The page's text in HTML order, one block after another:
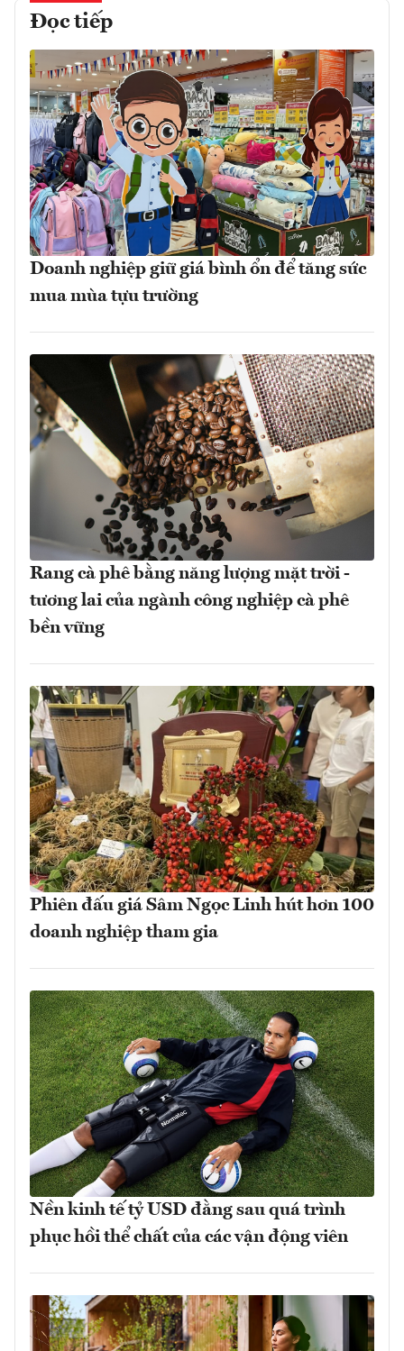
Đọc tiếp
Doanh nghiệp giữ giá bình ổn để tăng sức
mua mùa tựu trường
Rang cà phê bằng năng lượng mặt trời -
tương lai của ngành công nghiệp cà phê
bền vững
Phiên đấu giá Sâm Ngọc Linh hút hơn 100
doanh nghiệp tham gia
Nền kinh tế tỷ USD đằng sau quá trình
phục hồi thể chất của các vận động viên